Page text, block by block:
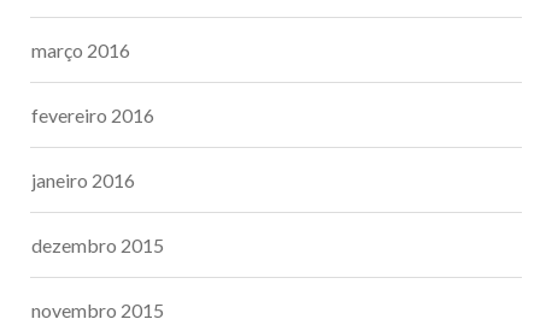
março 2016
fevereiro 2016
janeiro 2016
dezembro 2015
novembro 2015